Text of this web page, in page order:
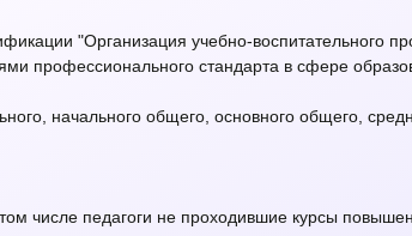
"Организация учебно-воспитательного
профессионального стандарта в сфере
начального общего, основного общего,
числе педагоги не проходившие курсы